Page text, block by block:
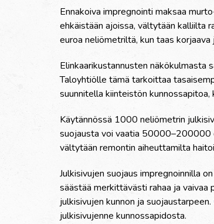
Ennakoiva impregnointi maksaa
ehkäistään ajoissa, vältytään kalliilta
euroa neliömetriltä, kun taas
Elinkaarikustannusten
Taloyhtiölle tämä tarkoittaa
suunnitella kiinteistön
Käytännössä 1000 neliömetrin
suojausta voi vaatia 50000–200000
vältytään remontin aiheuttamilta
Julkisivujen suojaus impregnoinnilla
säästää merkittävästi rahaa ja vaivaa
julkisivujen kunnon ja suojaustarpeen.
julkisivujenne kunnossapidosta.